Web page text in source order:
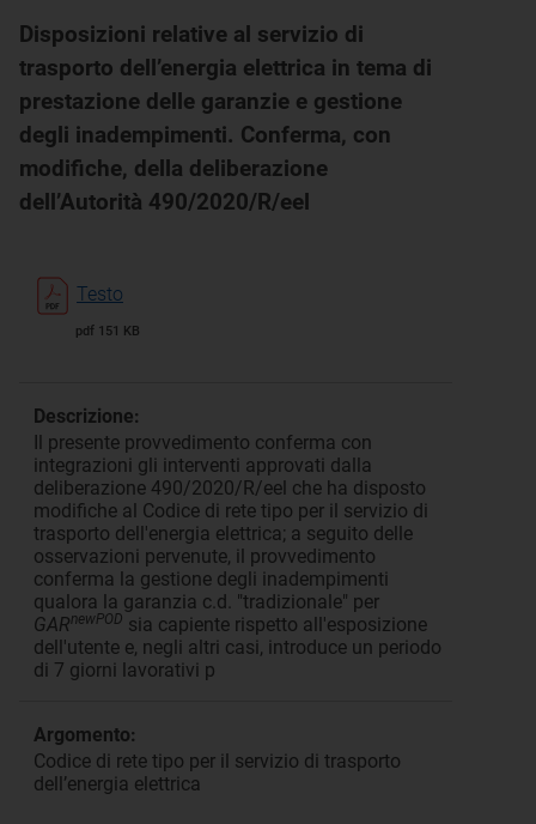
Disposizioni relative al servizio di
trasporto dell’energia elettrica in tema di
prestazione delle garanzie e gestione
degli inadempimenti. Conferma, con
modifiche, della deliberazione
dell’Autorità 490/2020/R/eel
Testo
pdf 151 KB
Descrizione:
Il presente provvedimento conferma con
integrazioni gli interventi approvati dalla
deliberazione 490/2020/R/eel che ha disposto
modifiche al Codice di rete tipo per il servizio di
trasporto dell'energia elettrica; a seguito delle
osservazioni pervenute, il provvedimento
conferma la gestione degli inadempimenti
qualora la garanzia c.d. "tradizionale" per
GARnewPOD sia capiente rispetto all'esposizione
dell'utente e, negli altri casi, introduce un periodo
di 7 giorni lavorativi p
Argomento:
Codice di rete tipo per il servizio di trasporto
dell’energia elettrica